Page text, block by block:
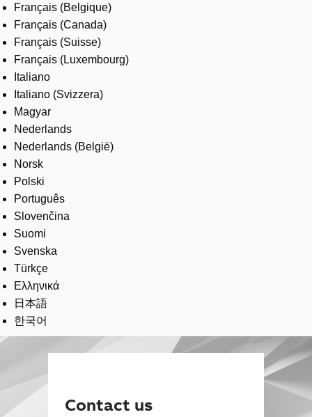
Français (Belgique)
Français (Canada)
Français (Suisse)
Français (Luxembourg)
Italiano
Italiano (Svizzera)
Magyar
Nederlands
Nederlands (België)
Norsk
Polski
Português
Slovenčina
Suomi
Svenska
Türkçe
Ελληνικά
日本語
한국어
Contact us